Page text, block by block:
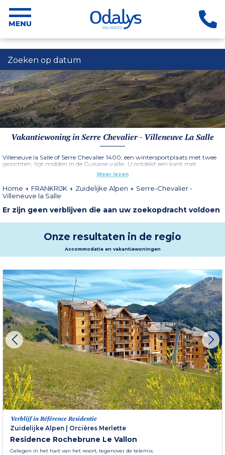
Zoeken op datum
Vakantiewoning in Serre Chevalier - Villeneuve La Salle
Villeneuve la Salle of Serre Chevalier 1400, een wintersportplaats met twee
gezichten, ligt midden in de Guisane-vallei. U ontdekt een kant met
traditionele charme (het oudste gedeelte) met typische dorpshuizen en
Résidence Aquisana. In de winter zorgt een pendeldienst
door het modernere deel van dit resort in de zuidelijke Alpen met zijn
residenties van moderne architectuur.
Meer lezen
Home FRANKRIJK Zuidelijke Alpen
Serre-Chevalier -
Villeneuve la Salle
Er zijn geen verblijven die aan uw zoekopdracht voldoen
Onze resultaten in de regio
Accommodatie en vakantiewoningen
Verblijf in Référence Residentie
Zuidelijke Alpen
Orcières Merlette
Residence Rochebrune Le Vallon
Gelegen in het hart van het resort, tegenover de telemix.